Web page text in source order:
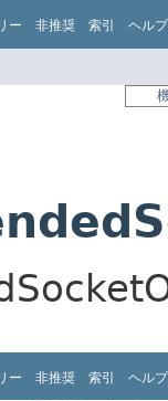
ー 非推奨 索引 ヘルプ
ー 非推奨 索引 ヘルプ